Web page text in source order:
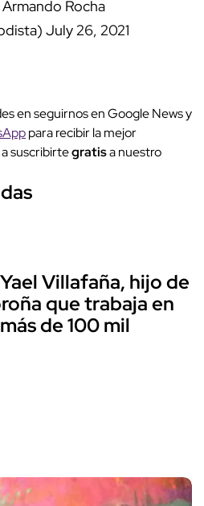
Rocha
July 26, 2021
en seguirnos en Google News y
para recibir la mejor
suscribirtegratisa nuestro
Villafaña, hijo de
que trabaja en
de 100 mil